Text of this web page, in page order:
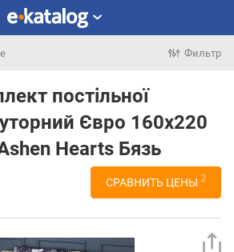
Фильтр
постільної
Євро 160х220
Hearts Бязь
СРАВНИТЬ ЦЕНЫ 2